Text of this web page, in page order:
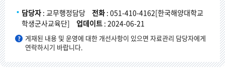
담당자 : 교무행정담당 전화 : 051-410-4162[한국해양대학교
학생군사교육단]
업데이트 : 2024-06-21
게재된 내용 및 운영에 대한 개선사항이 있으면 자료관리 담당자에게
연락하시기 바랍니다.